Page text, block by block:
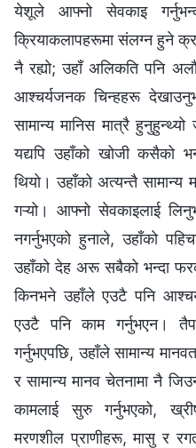
येशूले आफ्नो सेवकाइ
क्रियाकलापहरूमा संलग्न हुने
नै रह्यो; उहाँ अलिकति पनि
आश्चर्यजनक चिन्हहरू
सामान्य मानिस मात्रै
यद्यपि उहाँको खोजी कसैको
थियो। उहाँको अत्यन्तै
गऱ्यो। आफ्नो सेवकाइलाई
नगर्नुभएको हुनाले, उहाँको
उहाँको देह अरू सबैको भन्दा
किनभने उहाँले एउटै पनि
एउटै पनि काम गर्नुभएन।
गर्नुभएपछि, उहाँले सामान्य
र सामान्य मानव चेतनामा नै
कामलाई सुरु गर्नुभएको,
मरणशील प्राणीहरू, मासु र